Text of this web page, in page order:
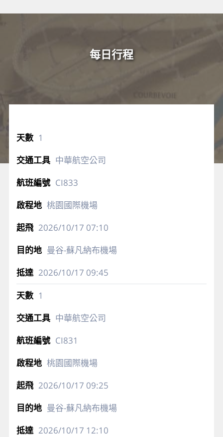
每日行程
1
中華航空公司
CI833
桃園國際機場
2026/10/17 07:10
曼谷-蘇凡納布機場
2026/10/17 09:45
1
中華航空公司
CI831
桃園國際機場
2026/10/17 09:25
曼谷-蘇凡納布機場
2026/10/17 12:10